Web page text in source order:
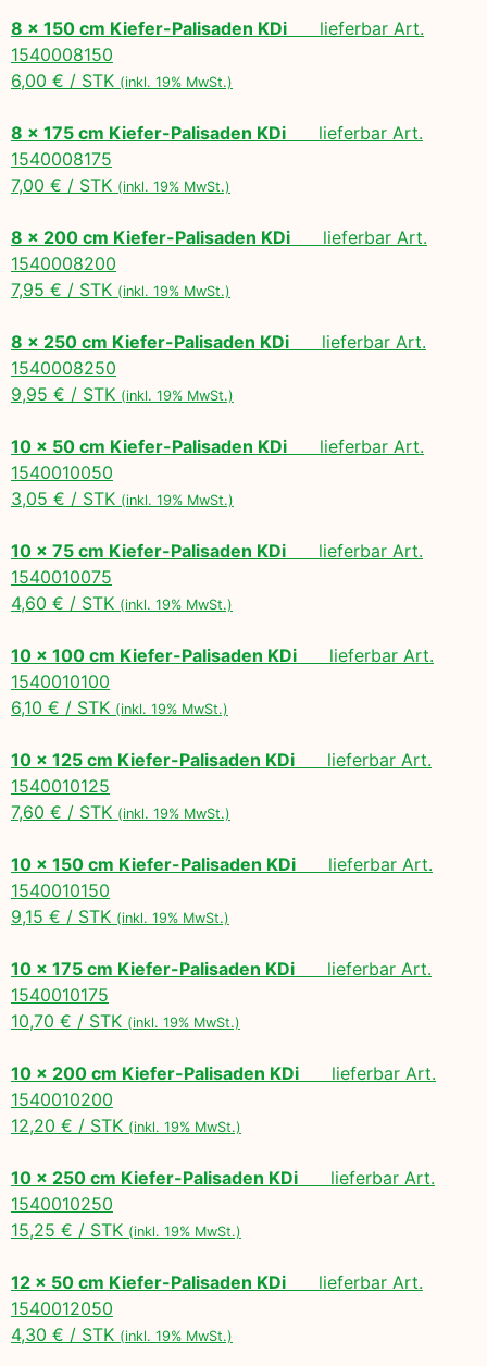
8 x 150 cm Kiefer-Palisaden KDi lieferbar Art.
1540008150
6,00 € / STK (inkl. 19% MwSt.)
8 x 175 cm Kiefer-Palisaden KDi lieferbar Art.
1540008175
7,00 € / STK (inkl. 19% MwSt.)
8 x 200 cm Kiefer-Palisaden KDi lieferbar Art.
1540008200
7,95 € / STK (inkl. 19% MwSt.)
8 x 250 cm Kiefer-Palisaden KDi lieferbar Art.
1540008250
9,95 € / STK (inkl. 19% MwSt.)
10 x 50 cm Kiefer-Palisaden KDi lieferbar Art.
1540010050
3,05 € / STK (inkl. 19% MwSt.)
10 x 75 cm Kiefer-Palisaden KDi lieferbar Art.
1540010075
4,60 € / STK (inkl. 19% MwSt.)
10 x 100 cm Kiefer-Palisaden KDi lieferbar Art.
1540010100
6,10 € / STK (inkl. 19% MwSt.)
10 x 125 cm Kiefer-Palisaden KDi lieferbar Art.
1540010125
7,60 € / STK (inkl. 19% MwSt.)
10 x 150 cm Kiefer-Palisaden KDi lieferbar Art.
1540010150
9,15 € / STK (inkl. 19% MwSt.)
10 x 175 cm Kiefer-Palisaden KDi lieferbar Art.
1540010175
10,70 € / STK (inkl. 19% MwSt.)
10 x 200 cm Kiefer-Palisaden KDi lieferbar Art.
1540010200
12,20 € / STK (inkl. 19% MwSt.)
10 x 250 cm Kiefer-Palisaden KDi lieferbar Art.
1540010250
15,25 € / STK (inkl. 19% MwSt.)
12 x 50 cm Kiefer-Palisaden KDi lieferbar Art.
1540012050
4,30 € / STK (inkl. 19% MwSt.)